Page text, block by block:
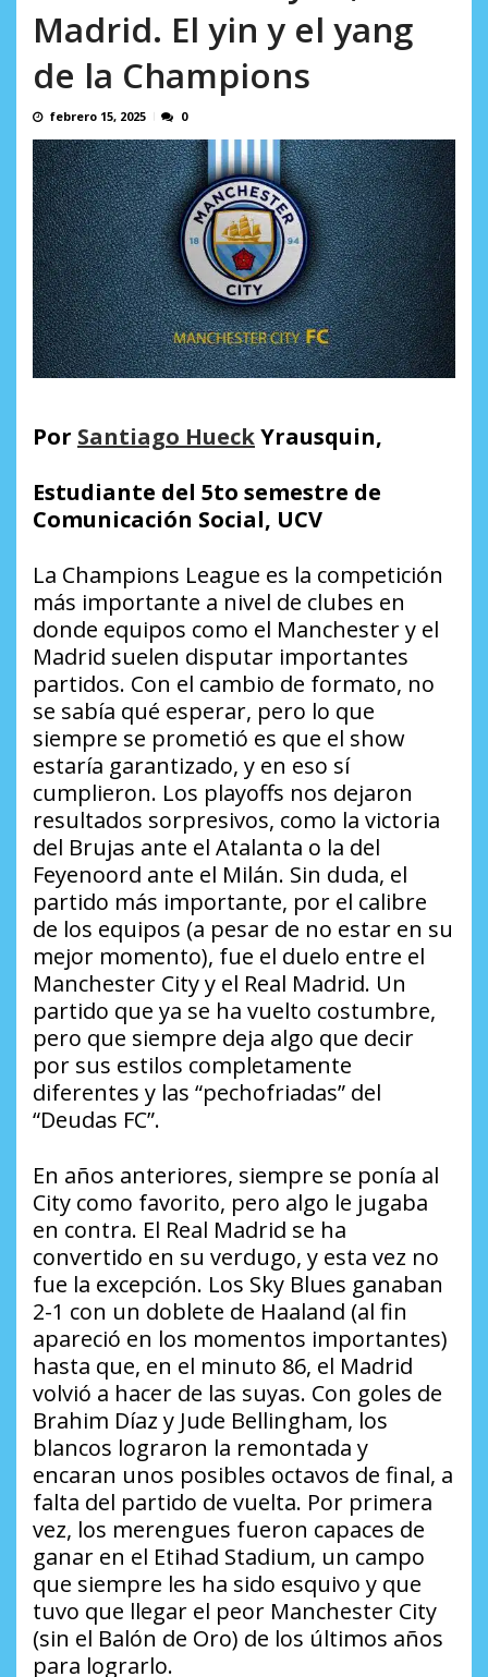
Madrid. El yin y el yang
de la Champions
febrero 15, 2025 0
Por Santiago HueckYrausquin,
Estudiante del 5to semestre de
Comunicación Social, UCV
La Champions League es la competición
más importante a nivel de clubes en
donde equipos como el Manchester y el
Madrid suelen disputar importantes
partidos. Con el cambio de formato, no
se sabía qué esperar, pero lo que
siempre se prometió es que el show
estaría garantizado, y en eso sí
cumplieron. Los playoffs nos dejaron
resultados sorpresivos, como la victoria
del Brujas ante el Atalanta o la del
Feyenoord ante el Milán. Sin duda, el
partido más importante, por el calibre
de los equipos (a pesar de no estar en su
mejor momento), fue el duelo entre el
Manchester City y el Real Madrid. Un
partido que ya se ha vuelto costumbre,
pero que siempre deja algo que decir
por sus estilos completamente
diferentes y las “pechofriadas” del
“Deudas FC”.
En años anteriores, siempre se ponía al
City como favorito, pero algo le jugaba
en contra. El Real Madrid se ha
convertido en su verdugo, y esta vez no
fue la excepción. Los Sky Blues ganaban
2-1 con un doblete de Haaland (al fin
apareció en los momentos importantes)
hasta que, en el minuto 86, el Madrid
volvió a hacer de las suyas. Con goles de
Brahim Díaz y Jude Bellingham, los
blancos lograron la remontada y
encaran unos posibles octavos de final, a
falta del partido de vuelta. Por primera
vez, los merengues fueron capaces de
ganar en el Etihad Stadium, un campo
que siempre les ha sido esquivo y que
tuvo que llegar el peor Manchester City
(sin el Balón de Oro) de los últimos años
para lograrlo.